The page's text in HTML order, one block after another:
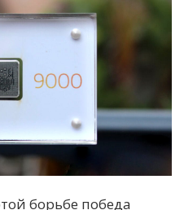
борьбе победа